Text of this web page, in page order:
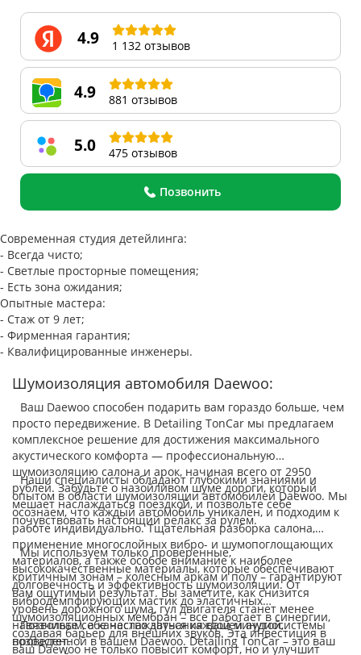
4.9 1 132 отзывов
4.9 881 отзывов
5.0 475 отзывов
Позвонить
Современная студия детейлинга:
- Всегда чисто;
- Светлые просторные помещения;
- Есть зона ожидания;
Опытные мастера:
- Стаж от 9 лет;
- Фирменная гарантия;
- Квалифицированные инженеры.
Шумоизоляция автомобиля Daewoo:
Ваш Daewoo способен подарить вам гораздо больше, чем
просто передвижение. В Detailing TonCar мы предлагаем
комплексное решение для достижения максимального
акустического комфорта — профессиональную
шумоизоляцию салона и арок, начиная всего от 2950
рублей. Забудьте о назойливом шуме дороги, который
мешает наслаждаться поездкой, и позвольте себе
почувствовать настоящий релакс за рулем.
Наши специалисты обладают глубокими знаниями и
опытом в области шумоизоляции автомобилей Daewoo. Мы
осознаем, что каждый автомобиль уникален, и подходим к
работе индивидуально. Тщательная разборка салона,
применение многослойных вибро- и шумопоглощающих
материалов, а также особое внимание к наиболее
критичным зонам – колесным аркам и полу – гарантируют
вам ощутимый результат. Вы заметите, как снизится
уровень дорожного шума, гул двигателя станет менее
навязчивым, а качество звучания вашей аудиосистемы
возрастет.
Мы используем только проверенные,
высококачественные материалы, которые обеспечивают
долговечность и эффективность шумоизоляции. От
вибродемпфирующих мастик до эластичных
шумоизоляционных мембран – все работает в синергии,
создавая барьер для внешних звуков. Эта инвестиция в
ваш Daewoo не только повысит комфорт, но и улучшит
Позвольте себе наслаждаться каждой минутой,
проведенной в вашем Daewoo. Detailing TonCar – это ваш